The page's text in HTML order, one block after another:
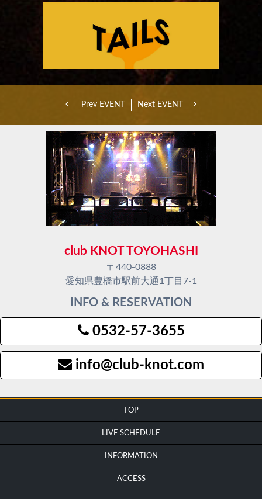
Prev EVENT Next EVENT
club KNOT TOYOHASHI
〒440-0888
愛知県豊橋市駅前大通1丁目7-1
INFO & RESERVATION
0532-57-3655
info@club-knot.com
TOP
LIVE SCHEDULE
INFORMATION
ACCESS